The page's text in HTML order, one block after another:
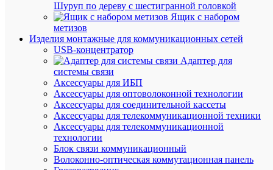
Шуруп по дереву с шестигранной головкой
Ящик с набором
метизов
Изделия монтажные для коммуникационных сетей
USB-концентратор
Адаптер для
системы связи
Аксессуары для ИБП
Аксессуары для оптоволоконной технологии
Аксессуары для соединительной кассеты
Аксессуары для телекоммуникационной техники
Аксессуары для телекоммуникационной
технологии
Блок связи коммуникационный
Волоконно-оптическая коммутационная панель
Цена
запросу
В
К